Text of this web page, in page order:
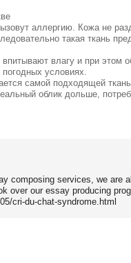
аллергию. Кожа не
такая ткань
впитывают влагу и при этом
условиях.
самой подходящей
облик дольше,
composing services, we are
over our essay producing
cri-du-chat-syndrome.html